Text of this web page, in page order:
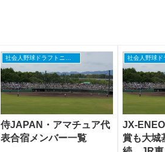
侍JAPAN・アマチュア代
表合宿メンバー一覧
JX-
賞も大城